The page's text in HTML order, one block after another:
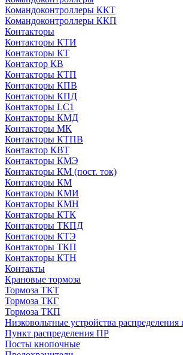
Командоконтроллеры ККТ
Командоконтроллеры ККП
Контакторы
Контакторы КТИ
Контакторы КТ
Контактор КВ
Контакторы КТП
Контакторы КПВ
Контакторы КПД
Контакторы LC1
Контакторы КМД
Контакторы МК
Контакторы КТПВ
Контактор КВТ
Контакторы КМЭ
Контакторы КМ (пост. ток)
Контакторы КМ
Контакторы КМИ
Контакторы КМН
Контакторы КТК
Контакторы ТКПД
Контакторы КТЭ
Контакторы ТКП
Контакторы КТН
Контакты
Крановые тормоза
Тормоза ТКТ
Тормоза ТКГ
Тормоза ТКП
Низковольтные устройства распределения
Пункт распределения ПР
Посты кнопочные